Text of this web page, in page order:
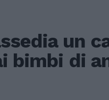
un
bimbi di